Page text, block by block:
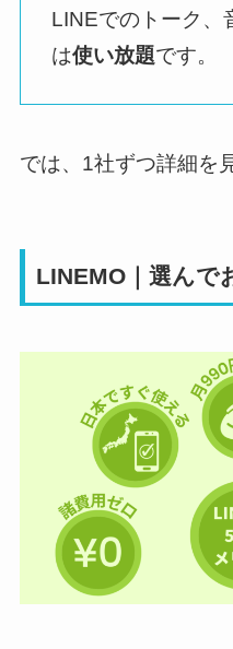
LINEでのトーク、
は使い放題です。
では、1社ずつ詳細を
LINEMO｜選んで